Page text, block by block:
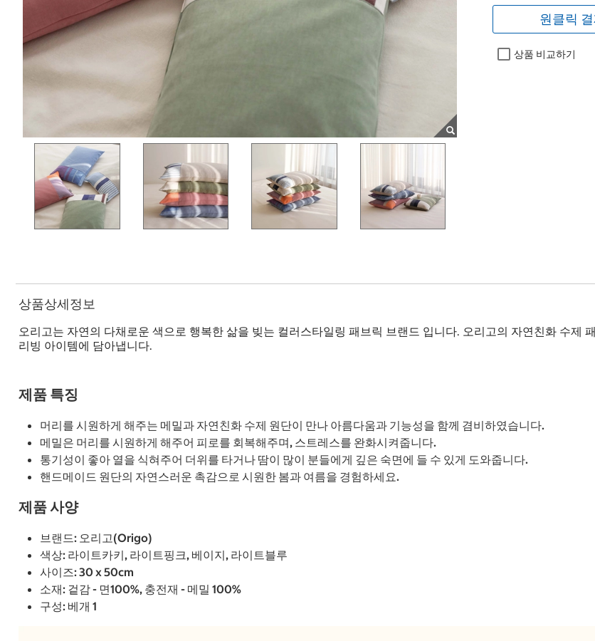
원클릭
상품 비교하기
상품상세정보
오리고는 자연의 다채로운 색으로 행복한 삶을 빚는 컬러스타일링 패브릭 브랜드 입니다. 오리고의 자연친화 수제
리빙 아이템에 담아냅니다.
제품 특징
머리를 시원하게 해주는 메밀과 자연친화 수제 원단이 만나 아름다움과 기능성을 함께 겸비하였습니다.
메밀은 머리를 시원하게 해주어 피로를 회복해주며, 스트레스를 완화시켜줍니다.
통기성이 좋아 열을 식혀주어 더위를 타거나 땀이 많이 분들에게 깊은 숙면에 들 수 있게 도와줍니다.
핸드메이드 원단의 자연스러운 촉감으로 시원한 봄과 여름을 경험하세요.
제품 사양
브랜드: 오리고(Origo)
색상: 라이트카키, 라이트핑크, 베이지, 라이트블루
사이즈: 30 x 50cm
소재: 겉감 - 면100%, 충전재 - 메밀 100%
구성: 베개 1